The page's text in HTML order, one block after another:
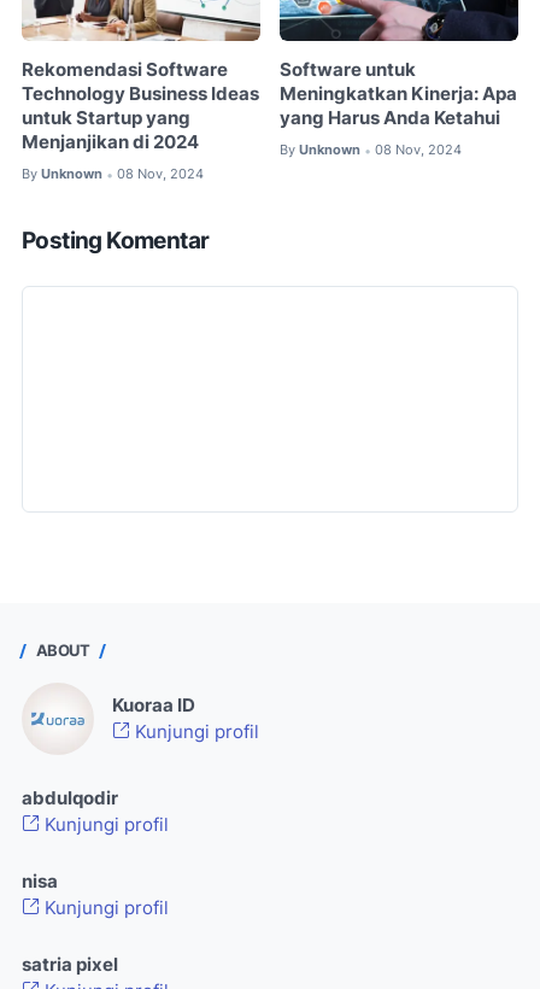
Rekomendasi Software
Technology Business Ideas
untuk Startup yang
Menjanjikan di 2024
By Unknown • 08 Nov, 2024
Software untuk
Meningkatkan Kinerja: Apa
yang Harus Anda Ketahui
By Unknown • 08 Nov, 2024
Posting Komentar
ABOUT
Kuoraa ID
Kunjungi profil
abdulqodir
Kunjungi profil
nisa
Kunjungi profil
satria pixel